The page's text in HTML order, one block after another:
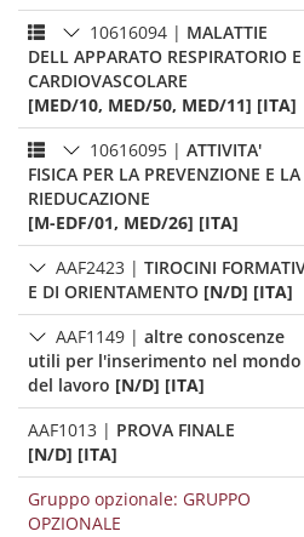
10616094 | MALATTIE
DELL APPARATO RESPIRATORIO E
CARDIOVASCOLARE
[MED/10, MED/50, MED/11] [ITA]
10616095 | ATTIVITA'
FISICA PER LA PREVENZIONE E LA
RIEDUCAZIONE
[M-EDF/01, MED/26] [ITA]
AAF2423 | TIROCINI
E DI ORIENTAMENTO [N/D] [ITA]
AAF1149 | altre conoscenze
utili per l'inserimento nel mondo
del lavoro [N/D] [ITA]
AAF1013 | PROVA FINALE
[N/D] [ITA]
Gruppo opzionale: GRUPPO
OPZIONALE